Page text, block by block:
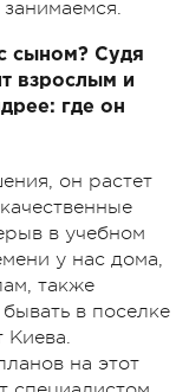
сыном? Судя
взрослым и
где он
он растет
в учебном
у нас дома,
также
в поселке
Киева.
на этот